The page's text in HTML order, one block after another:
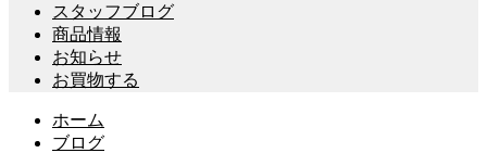
スタッフブログ
商品情報
お知らせ
お買物する
ホーム
ブログ